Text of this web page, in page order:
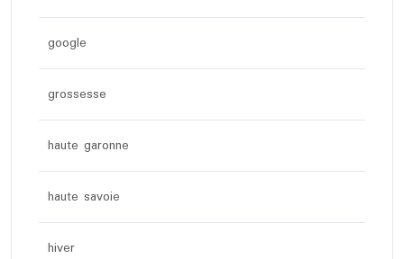
google
grossesse
haute garonne
haute savoie
hiver